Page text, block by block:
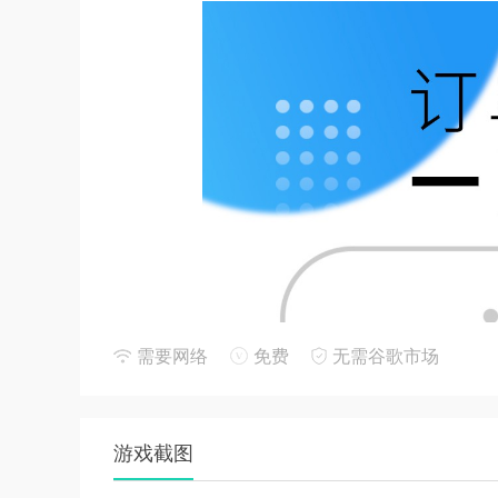
需要网络 免费 无需谷歌市场
游戏截图